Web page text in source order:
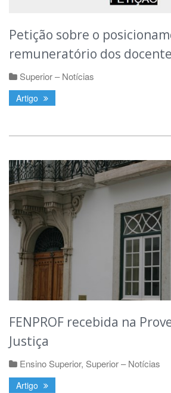
Petição sobre o
remuneratório dos
Superior – Notícias
Artigo
FENPROF recebida na
Justiça
Ensino Superior, Superior – Notícias
Artigo